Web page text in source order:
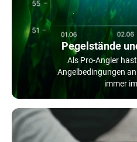
Pegelstände
Als Pro-Angler
Angelbedingungen
immer